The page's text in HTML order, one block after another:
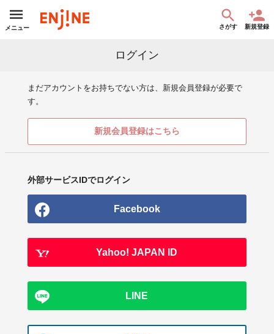
メニュー さがす 新規登録
ログイン
まだアカウントをお持ちでない方は、新規会員登録が必要で
す。
新規会員登録はこちら
外部サービスIDでログイン
Facebook
Yahoo! JAPAN ID
LINE